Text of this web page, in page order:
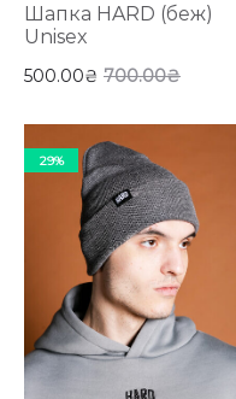
Шапка HARD (беж)
Unisex
700.00₴
500.00₴
29%